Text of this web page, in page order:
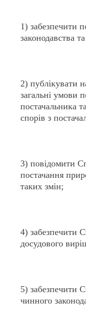
1) забезпечити
законодавства
2) публікувати
загальні умови
постачальника
спорів з
3) повідомити
постачання
таких змін;
4) забезпечити
досудового
5) забезпечити
чинного